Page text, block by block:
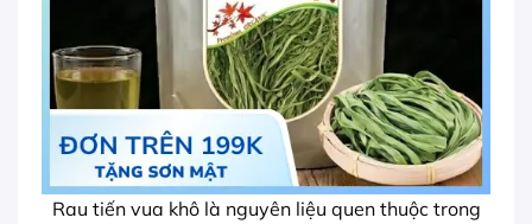
Rau tiến vua khô là nguyên liệu quen thuộc trong